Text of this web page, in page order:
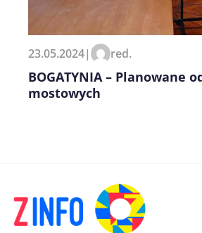
23.05.2024| red.
BOGATYNIA – Planowane
mostowych